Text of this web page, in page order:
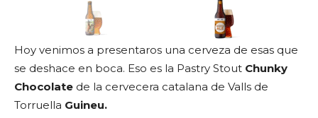
Hoy venimos a presentaros una cerveza de esas que
se deshace en boca. Eso es la Pastry Stout Chunky
Chocolate de la cervecera catalana de Valls de
Torruella Guineu.